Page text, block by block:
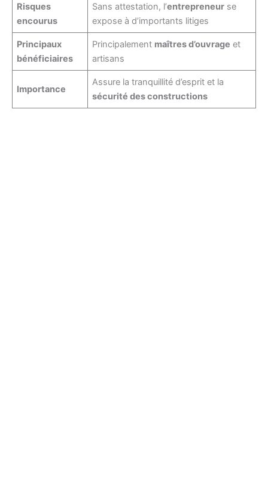
Risques
encourus
Sans attestation, l’entrepreneur se
expose à d’importants litiges
Principaux
bénéficiaires
Principalement maîtres d’ouvrage et
artisans
Importance
Assure la tranquillité d’esprit et la
sécurité des constructions